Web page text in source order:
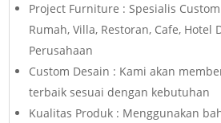
Project Furniture : Spesialis
Rumah, Villa, Restoran, Cafe, Hotel
Perusahaan
Custom Desain : Kami akan
terbaik sesuai dengan kebutuhan
Kualitas Produk : Menggunakan